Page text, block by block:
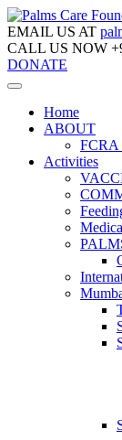
EMAIL US AT
CALL US NOW
DONATE
Home
ABOUT
FCRA
Activities